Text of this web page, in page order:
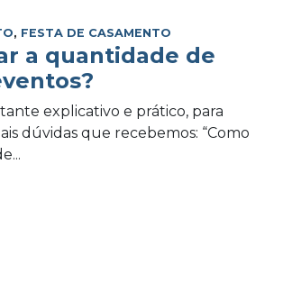
, FESTA DE CASAMENTO
a quantidade de
explicativo e prático, para
dúvidas que recebemos: “Como